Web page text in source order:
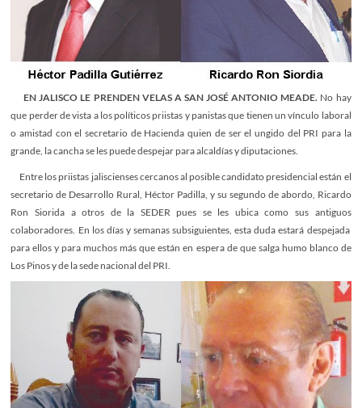
EN JALISCO LE PRENDEN VELAS A SAN JOSÉ ANTONIO MEADE. No hay
que perder de vista a los políticos priistas y panistas que tienen un vínculo laboral
o amistad con el secretario de Hacienda quien de ser el ungido del PRI para la
grande, la cancha se les puede despejar para alcaldías y diputaciones.
Entre los priistas jaliscienses cercanos al posible candidato presidencial están el
secretario de Desarrollo Rural, Héctor Padilla, y su segundo de abordo, Ricardo
Ron Siorida a otros de la SEDER pues se les ubica como sus antiguos
colaboradores. En los días y semanas subsiguientes, esta duda estará despejada
para ellos y para muchos más que están en espera de que salga humo blanco de
Los Pinos y de la sede nacional del PRI.